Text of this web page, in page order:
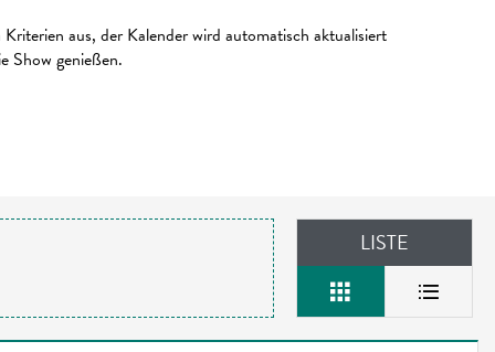
aus, der Kalender wird automatisch aktualisiert
Show genießen.
LISTE